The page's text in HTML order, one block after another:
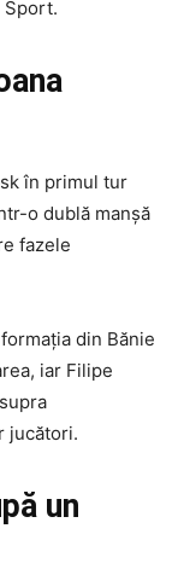
Sport.
în primul tur
o dublă manșă
fazele
din Bănie
iar Filipe
jucători.
un